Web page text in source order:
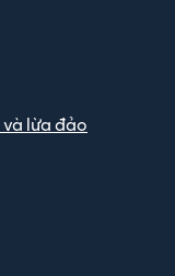
và lừa đảo